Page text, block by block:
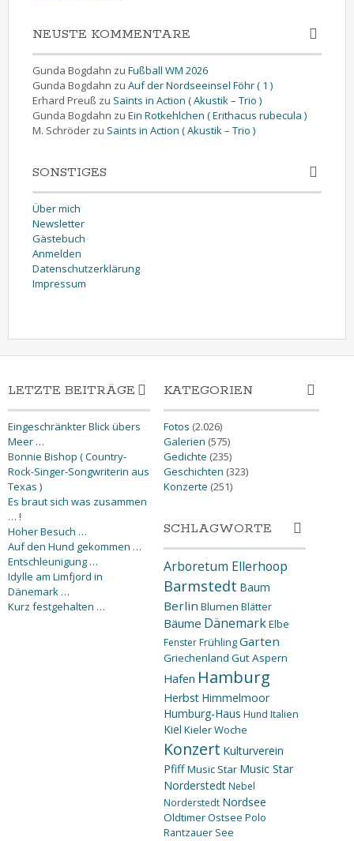
NEUSTE KOMMENTARE
Gunda Bogdahn zu Fußball WM 2026
Gunda Bogdahn zu Auf der Nordseeinsel Föhr ( 1 )
Erhard Preuß zu Saints in Action ( Akustik – Trio )
Gunda Bogdahn zu Ein Rotkehlchen ( Erithacus rubecula )
M. Schröder zu Saints in Action ( Akustik – Trio )
SONSTIGES
Über mich
Newsletter
Gästebuch
Anmelden
Datenschutzerklärung
Impressum
LETZTE BEITRÄGE
Eingeschränkter Blick übers
Meer …
Bonnie Bishop ( Country-
Rock-Singer-Songwriterin aus
Texas )
Es braut sich was zusammen
… !
Hoher Besuch …
Auf den Hund gekommen …
Entschleunigung …
Idylle am Limfjord in
Dänemark …
Kurz festgehalten …
KATEGORIEN
Fotos (2.026)
Galerien (575)
Gedichte (235)
Geschichten (323)
Konzerte (251)
SCHLAGWORTE
Arboretum Ellerhoop
Barmstedt Baum
Berlin Blumen Blätter
Bäume DänemarkElbe
FensterFrühlingGarten
Griechenland Gut Aspern
Hafen Hamburg
Herbst Himmelmoor
Humburg-Haus Hund Italien
Kiel Kieler Woche
Konzert Kulturverein
PfiffMusic Star Music Star
Norderstedt Nebel
Norderstedt Nordsee
OldtimerOstsee Polo
Rantzauer See